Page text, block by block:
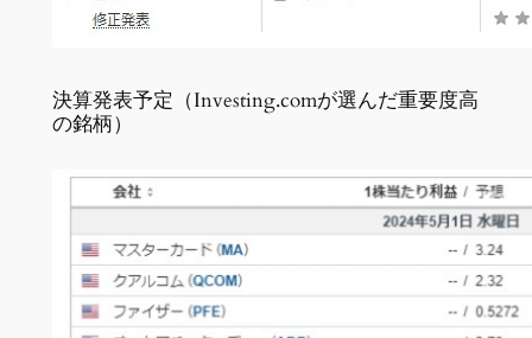
決算発表予定（Investing.comが選んだ重要度高
の銘柄）